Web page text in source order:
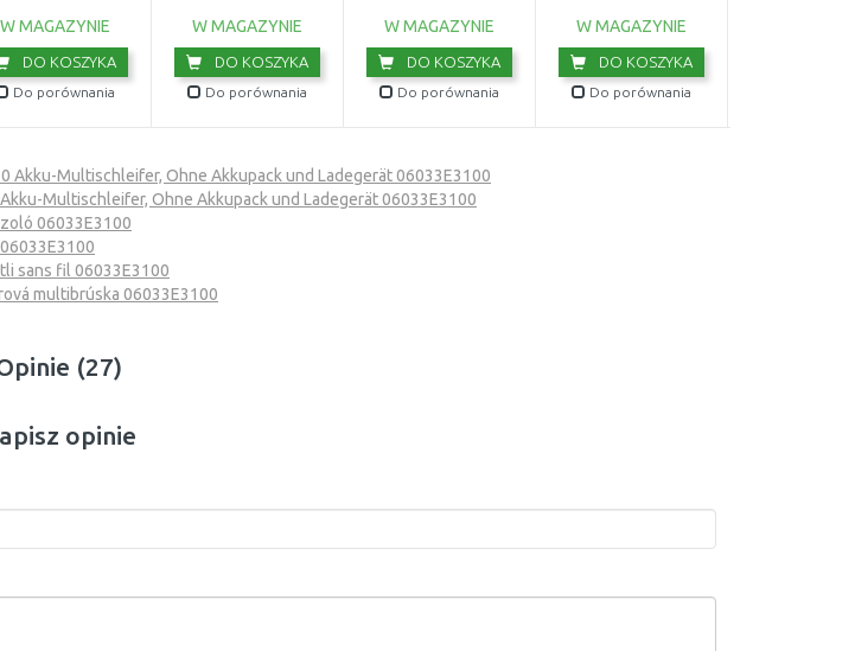
W MAGAZYNIE
DO KOSZYKA
Do porównania
W MAGAZYNIE
DO KOSZYKA
Do porównania
W MAGAZYNIE
DO KOSZYKA
Do porównania
W MAGAZYNIE
DO KOSZYKA
Do porównania
Akku-Multischleifer, Ohne Akkupack und Ladegerät 06033E3100
Multischleifer, Ohne Akkupack und Ladegerät 06033E3100
06033E3100
sans fil 06033E3100
multibrúska 06033E3100
(27)
opinie